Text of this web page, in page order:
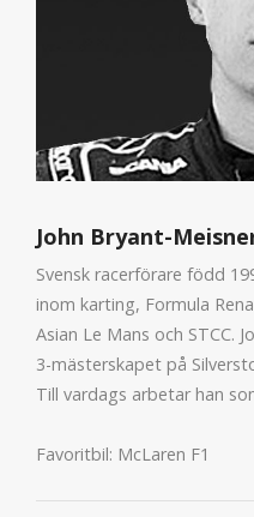
John Bryant-
Svensk racerförare född
inom karting, Formula
Asian Le Mans och STCC.
3-mästerskapet på
Till vardags arbetar han
Favoritbil: McLaren F1